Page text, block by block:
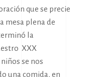
que se precie
mesa plena de
la
XXX
se nos
una comida, en